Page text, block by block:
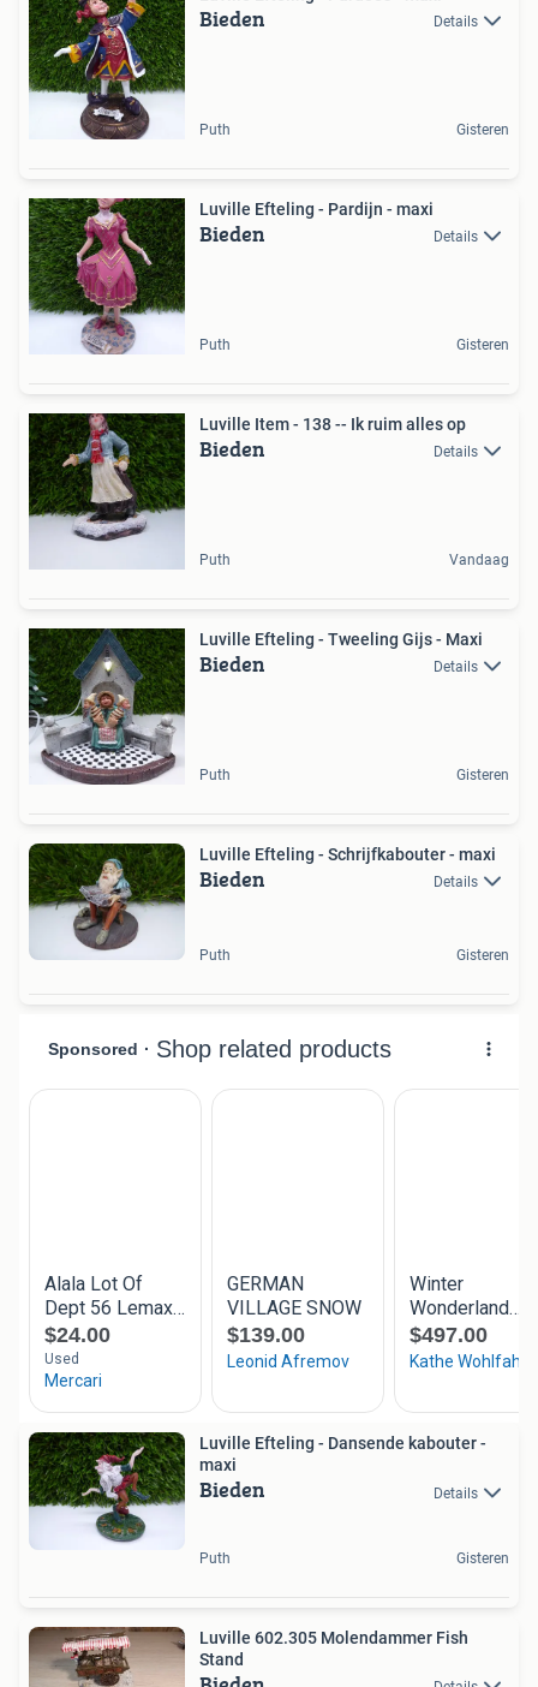
Bieden Details
Puth Gisteren
Luville Efteling - Pardijn - maxi
Bieden Details
Puth Gisteren
Luville Item - 138 -- Ik ruim alles op
Bieden Details
Puth Vandaag
Luville Efteling - Tweeling Gijs - Maxi
Bieden Details
Puth Gisteren
Luville Efteling - Schrijfkabouter - maxi
Bieden Details
Puth Gisteren
Luville Efteling - Dansende kabouter -
maxi
Bieden Details
Puth Gisteren
Luville 602.305 Molendammer Fish
Stand